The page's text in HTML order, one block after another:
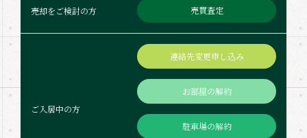
売却をご検討の方 売買査定
ご入居中の方
連絡先変更申し込み
お部屋の解約
駐車場の解約